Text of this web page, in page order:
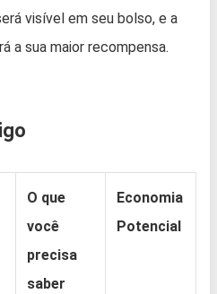
visível em seu bolso, e a
a sua maior recompensa.
O que
você
precisa
saber
Economia
Potencial